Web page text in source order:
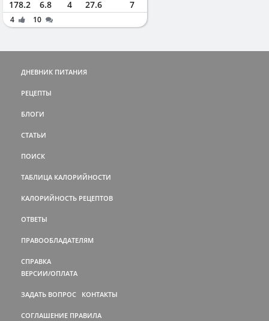
178.2 6.8 4 27.6 7
4 10
ДНЕВНИК ПИТАНИЯ
РЕЦЕПТЫ
БЛОГИ
СТАТЬИ
ПОИСК
ТАБЛИЦА КАЛОРИЙНОСТИ
КАЛОРИЙНОСТЬ РЕЦЕПТОВ
ОТВЕТЫ
ПРАВООБЛАДАТЕЛЯМ
СПРАВКА
ВЕРСИИ/ОПЛАТА
ЗАДАТЬ ВОПРОС КОНТАКТЫ
СОГЛАШЕНИЕ ПРАВИЛА